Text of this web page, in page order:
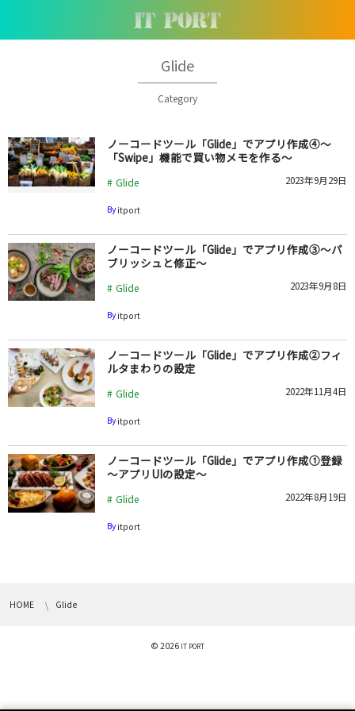
Glide
Category
ノーコードツール「Glide」でアプリ作成④～
「Swipe」機能で買い物メモを作る～
Glide 2023年9月29日
Byitport
ノーコードツール「Glide」でアプリ作成③～パ
ブリッシュと修正～
Glide 2023年9月8日
Byitport
ノーコードツール「Glide」でアプリ作成②フィ
ルタまわりの設定
Glide 2022年11月4日
Byitport
ノーコードツール「Glide」でアプリ作成①登録
～アプリUIの設定～
Glide 2022年8月19日
Byitport
HOME Glide
© 2026 IT PORT